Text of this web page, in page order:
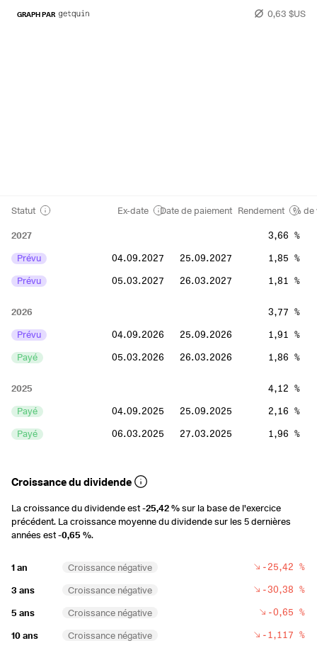
0,63 $US
GRAPH PAR
Statut Ex-date Date de paiement Rendement % de
2027
3,66 %
Prévu
04.09.2027 25.09.2027
1,85 %
Prévu
05.03.2027 26.03.2027 1,81 %
2026
3,77 %
Prévu
04.09.2026 25.09.2026
1,91 %
Payé
05.03.2026 26.03.2026 1,86 %
2025
4,12 %
Payé
04.09.2025 25.09.2025
2,16 %
Payé
06.03.2025 27.03.2025 1,96 %
Payé
12.09.2024
Payé
07.03.2024 28.03.2024 2,46 %
2023
Payé
07.09.2023
4,58 %
Payé
09.03.2023 2,85 %
2022
9,38 %
Payé
01.09.2022
4,96 %
Croissance du dividende
La croissance du dividende est-25,42 %sur la base de l'exercice
précédent. La croissance moyenne du dividende sur les 5 dernières
années est-0,65 %.
1 an Croissance négative -25,42 %
3 ans Croissance négative -30,38 %
5 ans Croissance négative -0,65 %
10 ans Croissance négative -1,117 %